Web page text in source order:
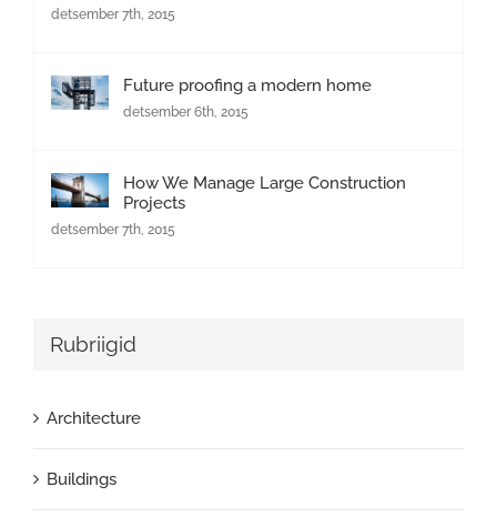
detsember 7th, 2015
Future proofing a modern home
detsember 6th, 2015
How We Manage Large Construction
Projects
detsember 7th, 2015
Rubriigid
Architecture
Buildings